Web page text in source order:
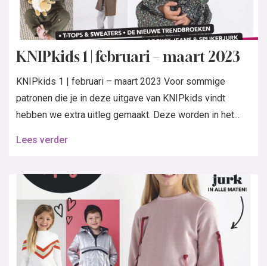
KNIPkids 1 | februari – maart 2023
KNIPkids 1 | februari – maart 2023 Voor sommige
patronen die je in deze uitgave van KNIPkids vindt
hebben we extra uitleg gemaakt. Deze worden in het...
Lees verder